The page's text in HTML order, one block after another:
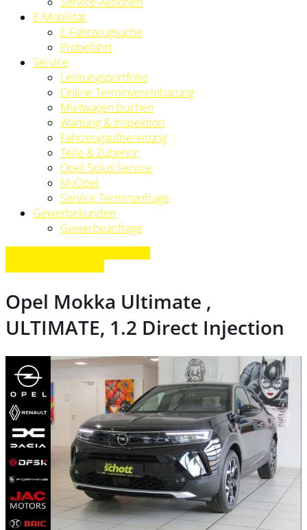
E-Mobilität
E-Fahrzeugsuche
Probefahrt
Service
Leistungsportfolio
Online Terminvereinbarung
Mietwagen buchen
Wartung & Inspektion
Fahrzeugaufbereitung
Teile & Zubehör
Opel 5plus Service
MyOpel
Service Terminanfrage
Gewerbekunden
Gewerbeanfrage
Opel Mokka Ultimate ,
ULTIMATE, 1.2 Direct Injection